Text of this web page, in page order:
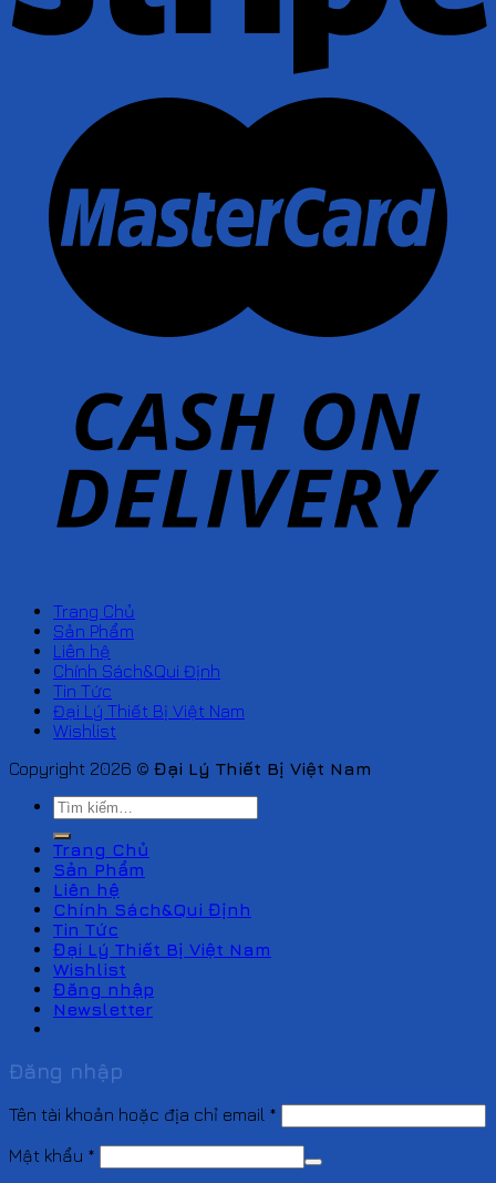
Trang Chủ
Sản Phẩm
Liên hệ
Chính Sách&Qui Định
Tin Tức
Đại Lý Thiết Bị Việt Nam
Wishlist
Copyright 2026 © Đại Lý Thiết Bị Việt Nam
Tìm
kiếm:
Trang Chủ
Sản Phẩm
Liên hệ
Chính Sách&Qui Định
Tin Tức
Đại Lý Thiết Bị Việt Nam
Wishlist
Đăng nhập
Newsletter
Đăng nhập
Tên tài khoản hoặc địa chỉ email *
Mật khẩu *